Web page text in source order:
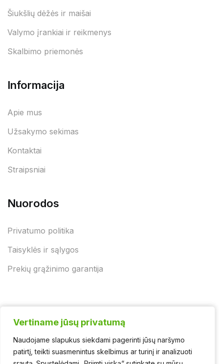
Vertiname jūsų privatumą
Naudojame slapukus siekdami pagerinti jūsų naršymo
patirtį, teikti suasmenintus skelbimus ar turinį ir analizuoti
Vertiname jūsų privatumą
Naudojame slapukus siekdami pagerinti jūsų naršymo
patirtį, teikti suasmenintus skelbimus ar turinį ir analizuoti
Šiukšlių dėžės ir maišai
Valymo įrankiai ir reikmenys
Skalbimo priemonės
Informacija
Apie mus
Užsakymo sekimas
Kontaktai
Straipsniai
Nuorodos
Privatumo politika
Taisyklės ir sąlygos
Prekių grąžinimo garantija
© 2025 - UAB "Jurgėnų biokuras" | Švaros asortimentas